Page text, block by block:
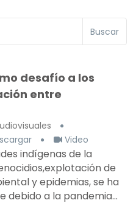
Buscar
desafío a los
entre
Video
indígenas de la
de
y epidemias, se ha
a la pandemia...